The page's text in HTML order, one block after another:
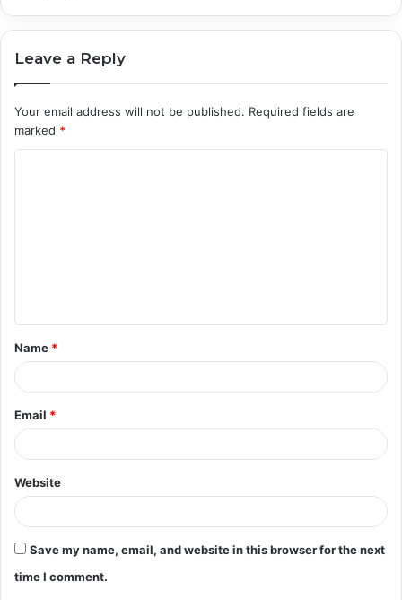
Leave a Reply
Your email address will not be published. Required fields are
marked *
t
*
Name *
Email *
Website
Save my name, email, and website in this browser for the next
time I comment.